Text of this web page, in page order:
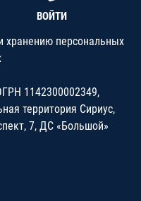
ВОЙТИ
хранению персональных
1142300002349,
территория Сириус,
7, ДС «Большой»